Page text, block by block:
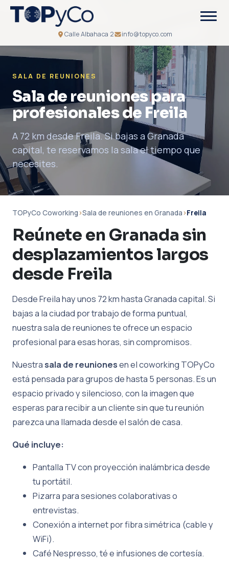
Calle Albahaca 2 info@topyco.com
SALA DE REUNIONES
Sala de reuniones para
profesionales de Freila
A 72 km desde Freila. Si bajas a Granada
capital, te reservamos la sala el tiempo que
necesites.
TOPyCo Coworking›Sala de reuniones en Granada›Freila
Reúnete en Granada sin
desplazamientos largos
desde Freila
Desde Freila hay unos 72 km hasta Granada capital. Si
bajas a la ciudad por trabajo de forma puntual,
nuestra sala de reuniones te ofrece un espacio
profesional para esas horas, sin compromisos.
Nuestrasala de reunionesen el coworking TOPyCo
está pensada para grupos de hasta 5 personas. Es un
espacio privado y silencioso, con la imagen que
esperas para recibir a un cliente sin que tu reunión
parezca una llamada desde el salón de casa.
Qué incluye:
Pantalla TV con proyección inalámbrica desde
tu portátil.
Pizarra para sesiones colaborativas o
entrevistas.
Conexión a internet por fibra simétrica (cable y
WiFi).
Café Nespresso, té e infusiones de cortesía.